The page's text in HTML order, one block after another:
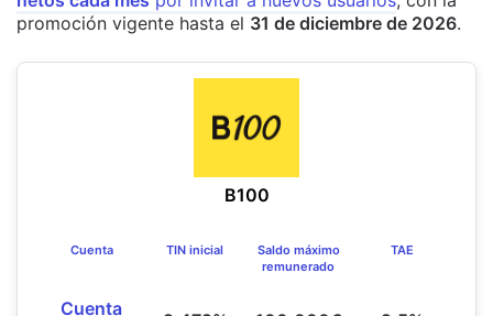
promoción vigente hasta el 31 de diciembre de 2026.
B100
Cuenta
Cuenta
TIN inicial
Saldo máximo
remunerado
TAE